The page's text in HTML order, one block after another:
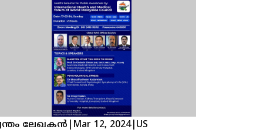
ലേഖകൻ Mar 12, 2024| US